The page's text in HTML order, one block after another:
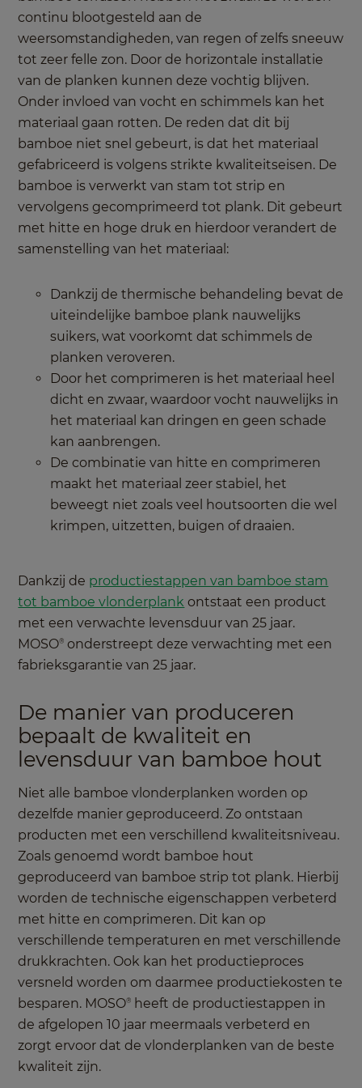
continu blootgesteld aan de
weersomstandigheden, van regen of zelfs sneeuw
tot zeer felle zon. Door de horizontale installatie
van de planken kunnen deze vochtig blijven.
Onder invloed van vocht en schimmels kan het
materiaal gaan rotten. De reden dat dit bij
bamboe niet snel gebeurt, is dat het materiaal
gefabriceerd is volgens strikte kwaliteitseisen. De
bamboe is verwerkt van stam tot strip en
vervolgens gecomprimeerd tot plank. Dit gebeurt
met hitte en hoge druk en hierdoor verandert de
samenstelling van het materiaal:
Dankzij de thermische behandeling bevat de
uiteindelijke bamboe plank nauwelijks
suikers, wat voorkomt dat schimmels de
planken veroveren.
Door het comprimeren is het materiaal heel
dicht en zwaar, waardoor vocht nauwelijks in
het materiaal kan dringen en geen schade
kan aanbrengen.
De combinatie van hitte en comprimeren
maakt het materiaal zeer stabiel, het
beweegt niet zoals veel houtsoorten die wel
krimpen, uitzetten, buigen of draaien.
Dankzij de productiestappen van bamboe stam
tot bamboe vlonderplank ontstaat een product
met een verwachte levensduur van 25 jaar.
MOSO® onderstreept deze verwachting met een
fabrieksgarantie van 25 jaar.
De manier van produceren
bepaalt de kwaliteit en
levensduur van bamboe hout
Niet alle bamboe vlonderplanken worden op
dezelfde manier geproduceerd. Zo ontstaan
producten met een verschillend kwaliteitsniveau.
Zoals genoemd wordt bamboe hout
geproduceerd van bamboe strip tot plank. Hierbij
worden de technische eigenschappen verbeterd
met hitte en comprimeren. Dit kan op
verschillende temperaturen en met verschillende
drukkrachten. Ook kan het productieproces
versneld worden om daarmee productiekosten te
besparen. MOSO® heeft de productiestappen in
de afgelopen 10 jaar meermaals verbeterd en
zorgt ervoor dat de vlonderplanken van de beste
kwaliteit zijn.